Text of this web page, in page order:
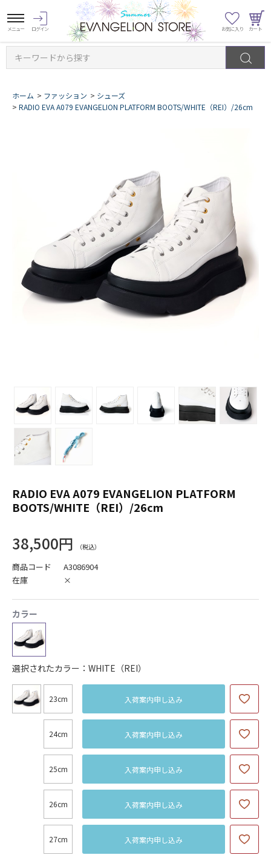
キーワードから探す
ホーム > ファッション > シューズ
> RADIO EVA A079 EVANGELION PLATFORM BOOTS/WHITE（REI）/26cm
RADIO EVA A079 EVANGELION PLATFORM
BOOTS/WHITE（REI）/26cm
38,500円
商品コード
A3086904
在庫
×
カラー
選択されたカラー：WHITE（REI）
23cm 入荷案内申し込み
24cm 入荷案内申し込み
25cm 入荷案内申し込み
26cm 入荷案内申し込み
27cm 入荷案内申し込み